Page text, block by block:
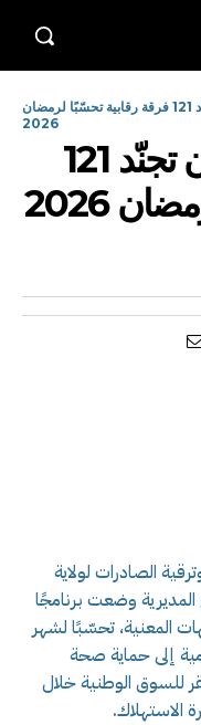
مديرية التجارة بوهران تجنّد 121 فرقة رقابية تحسّبًا لرمضان
2026
مديرية التجارة بوهران تجنّد 121
2026
الصادرات لولاية
وضعت برنامجًا
المعنية، تحسّبًا لشهر
الرامية إلى حماية صحة
للسوق الوطنية خلال
الاستهلاك.